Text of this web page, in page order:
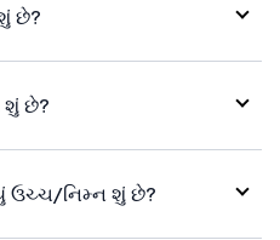
છે?
શું છે?
ઉચ્ચ/નિમ્ન શું છે?